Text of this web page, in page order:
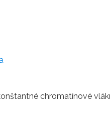
chromatínové